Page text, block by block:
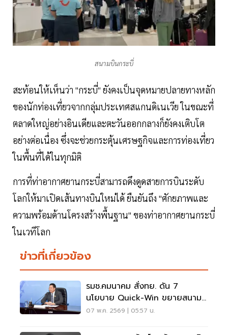
สนามบินกระบี่
สะท้อนให้เห็นว่า "กระบี่" ยังคงเป็นจุดหมายปลายทางหลัก
ของนักท่องเที่ยวจากกลุ่มประเทศสแกนดิเนเวีย ในขณะที่
ตลาดใหญ่อย่างอินเดียและตะวันออกกลางก็ยังคงเติบโต
อย่างต่อเนื่อง ซึ่งจะช่วยกระตุ้นเศรษฐกิจและการท่องเที่ยว
ในพื้นที่ได้ในทุกมิติ
การที่ท่าอากาศยานกระบี่สามารถดึงดูดสายการบินระดับ
โลกให้มาเปิดเส้นทางบินใหม่ได้ ยืนยันถึง "ศักยภาพและ
ความพร้อมด้านโครงสร้างพื้นฐาน" ของท่าอากาศยานกระบี่
ในเวทีโลก
ข่าวที่เกี่ยวข้อง
รมช.คมนาคม สั่งทย. ดัน 7
นโยบาย Quick-Win ขยายสนาม
บิน ช่วยสายการบิน ฝ่าวิกฤต
07 พ.ค. 2569 | 05:57 น.